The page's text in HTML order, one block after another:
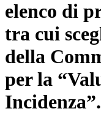
elenco di
tra cui
della
per la
Incidenza”.